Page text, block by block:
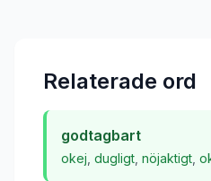
Relaterade ord
godtagbart
okej dugligt nöjaktigt